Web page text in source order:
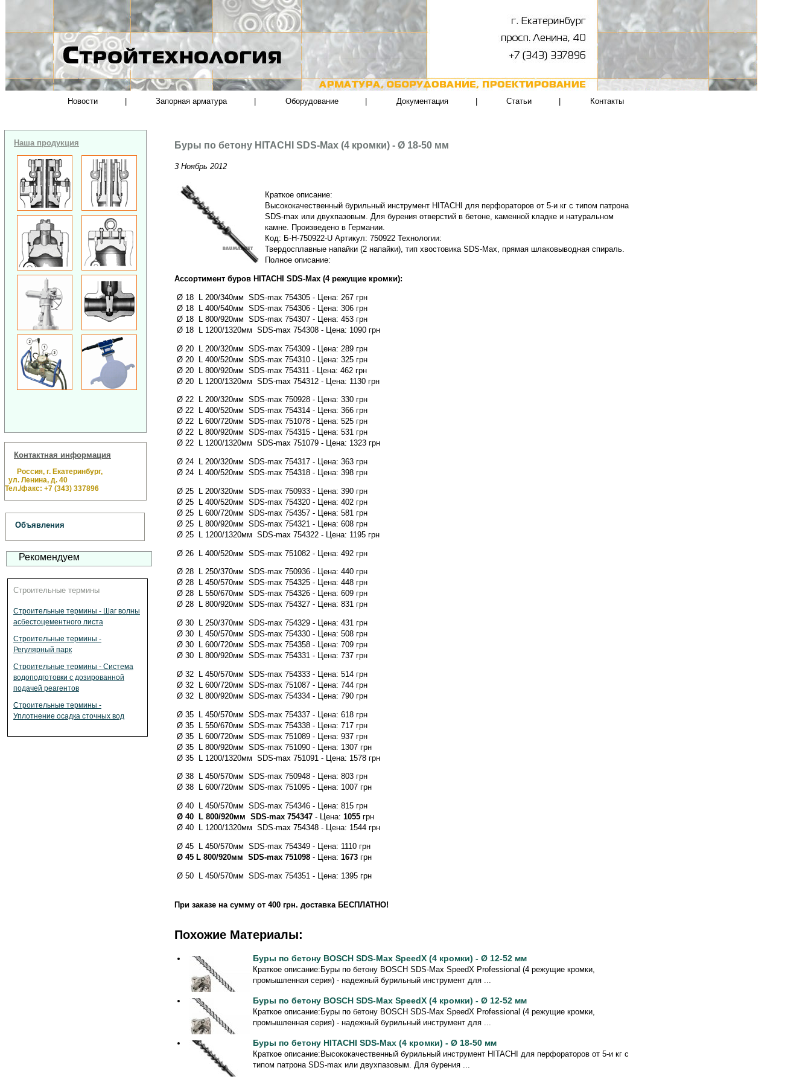
Новости Запорная арматура Оборудование Документация Статьи Контакты
Наша продукция
Контактная информация
Россия, г. Екатеринбург,
ул. Ленина, д. 40
Тел./факс: +7 (343) 337896
Объявления
Рекомендуем
Строительные термины
Строительные термины - Шаг волны
асбестоцементного листа
Строительные термины -
Регулярный парк
Строительные термины - Система
водоподготовки с дозированной
подачей реагентов
Строительные термины -
Уплотнение осадка сточных вод
Буры по бетону HITACHI SDS-Max (4 кромки) - Ø 18-50 мм
3 Ноябрь 2012
Краткое описание:
Высококачественный бурильный инструмент HITACHI для перфораторов от 5-и кг с типом патрона
SDS-max или двухпазовым. Для бурения отверстий в бетоне, каменной кладке и натуральном
камне. Произведено в Германии.
Код: Б-Н-750922-U Артикул: 750922 Технологии:
Твердосплавные напайки (2 напайки), тип хвостовика SDS-Max, прямая шлаковыводная спираль.
Полное описание:
Ассортимент буров HITACHI SDS-Max (4 режущие кромки):
Ø 18 L 200/340мм SDS-max 754305 - Цена: 267 грн
Ø 18 L 400/540мм SDS-max 754306 - Цена: 306 грн
Ø 18 L 800/920мм SDS-max 754307 - Цена: 453 грн
Ø 18 L 1200/1320мм SDS-max 754308 - Цена: 1090 грн
Ø 20 L 200/320мм SDS-max 754309 - Цена: 289 грн
Ø 20 L 400/520мм SDS-max 754310 - Цена: 325 грн
Ø 20 L 800/920мм SDS-max 754311 - Цена: 462 грн
Ø 20 L 1200/1320мм SDS-max 754312 - Цена: 1130 грн
Ø 22 L 200/320мм SDS-max 750928 - Цена: 330 грн
Ø 22 L 400/520мм SDS-max 754314 - Цена: 366 грн
Ø 22 L 600/720мм SDS-max 751078 - Цена: 525 грн
Ø 22 L 800/920мм SDS-max 754315 - Цена: 531 грн
Ø 22 L 1200/1320мм SDS-max 751079 - Цена: 1323 грн
Ø 24 L 200/320мм SDS-max 754317 - Цена: 363 грн
Ø 24 L 400/520мм SDS-max 754318 - Цена: 398 грн
Ø 25 L 200/320мм SDS-max 750933 - Цена: 390 грн
Ø 25 L 400/520мм SDS-max 754320 - Цена: 402 грн
Ø 25 L 600/720мм SDS-max 754357 - Цена: 581 грн
Ø 25 L 800/920мм SDS-max 754321 - Цена: 608 грн
Ø 25 L 1200/1320мм SDS-max 754322 - Цена: 1195 грн
Ø 26 L 400/520мм SDS-max 751082 - Цена: 492 грн
Ø 28 L 250/370мм SDS-max 750936 - Цена: 440 грн
Ø 28 L 450/570мм SDS-max 754325 - Цена: 448 грн
Ø 28 L 550/670мм SDS-max 754326 - Цена: 609 грн
Ø 28 L 800/920мм SDS-max 754327 - Цена: 831 грн
Ø 30 L 250/370мм SDS-max 754329 - Цена: 431 грн
Ø 30 L 450/570мм SDS-max 754330 - Цена: 508 грн
Ø 30 L 600/720мм SDS-max 754358 - Цена: 709 грн
Ø 30 L 800/920мм SDS-max 754331 - Цена: 737 грн
Ø 32 L 450/570мм SDS-max 754333 - Цена: 514 грн
Ø 32 L 600/720мм SDS-max 751087 - Цена: 744 грн
Ø 32 L 800/920мм SDS-max 754334 - Цена: 790 грн
Ø 35 L 450/570мм SDS-max 754337 - Цена: 618 грн
Ø 35 L 550/670мм SDS-max 754338 - Цена: 717 грн
Ø 35 L 600/720мм SDS-max 751089 - Цена: 937 грн
Ø 35 L 800/920мм SDS-max 751090 - Цена: 1307 грн
Ø 35 L 1200/1320мм SDS-max 751091 - Цена: 1578 грн
Ø 38 L 450/570мм SDS-max 750948 - Цена: 803 грн
Ø 38 L 600/720мм SDS-max 751095 - Цена: 1007 грн
Ø 40 L 450/570мм SDS-max 754346 - Цена: 815 грн
Ø 40 L 800/920мм SDS-max 754347 - Цена:1055 грн
Ø 40 L 1200/1320мм SDS-max 754348 - Цена: 1544 грн
Ø 45 L 450/570мм SDS-max 754349 - Цена: 1110 грн
Ø 45 L 800/920мм SDS-max 751098 - Цена:1673 грн
Ø 50 L 450/570мм SDS-max 754351 - Цена: 1395 грн
При заказе на сумму от 400 грн. доставка БЕСПЛАТНО!
Похожие Материалы:
Буры по бетону BOSCH SDS-Max SpeedX (4 кромки) - Ø 12-52 мм
Краткое описание:Буры по бетону BOSCH SDS-Max SpeedX Professional (4 режущие кромки,
промышленная серия) - надежный бурильный инструмент для ...
Буры по бетону BOSCH SDS-Max SpeedX (4 кромки) - Ø 12-52 мм
Краткое описание:Буры по бетону BOSCH SDS-Max SpeedX Professional (4 режущие кромки,
промышленная серия) - надежный бурильный инструмент для ...
Буры по бетону HITACHI SDS-Max (4 кромки) - Ø 18-50 мм
Краткое описание:Высококачественный бурильный инструмент HITACHI для перфораторов от 5-и кг с
типом патрона SDS-max или двухпазовым. Для бурения ...